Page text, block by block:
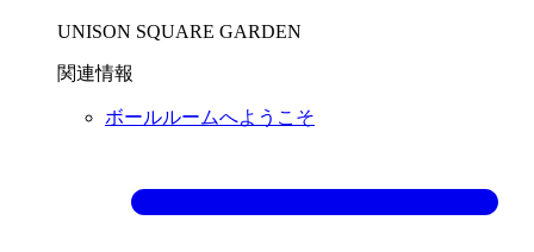
UNISON SQUARE GARDEN
関連情報
ボールルームへようこそ